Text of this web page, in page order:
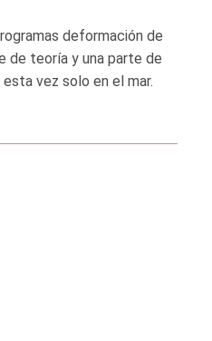
deformación de
de teoría y una parte de
vez solo en el mar.